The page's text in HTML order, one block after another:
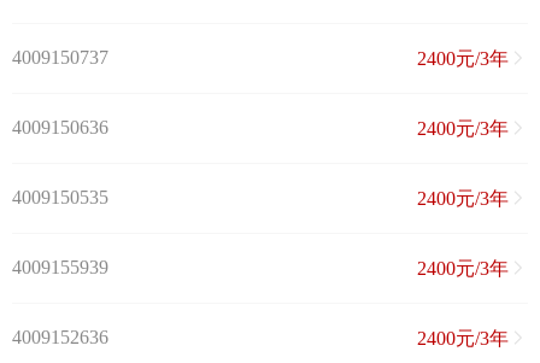
4009150737 2400元/3年
4009150636 2400元/3年
4009150535 2400元/3年
4009155939 2400元/3年
4009152636 2400元/3年